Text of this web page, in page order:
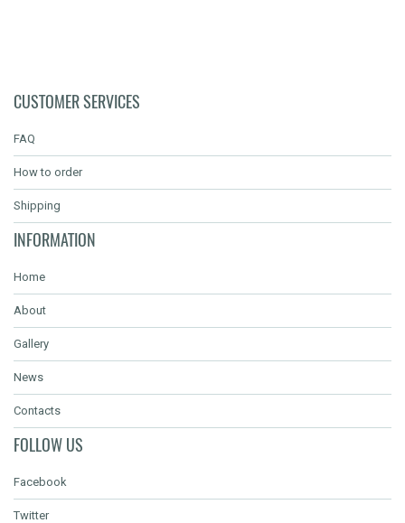
CUSTOMER SERVICES
FAQ
How to order
Shipping
INFORMATION
Home
About
Gallery
News
Contacts
FOLLOW US
Facebook
Twitter